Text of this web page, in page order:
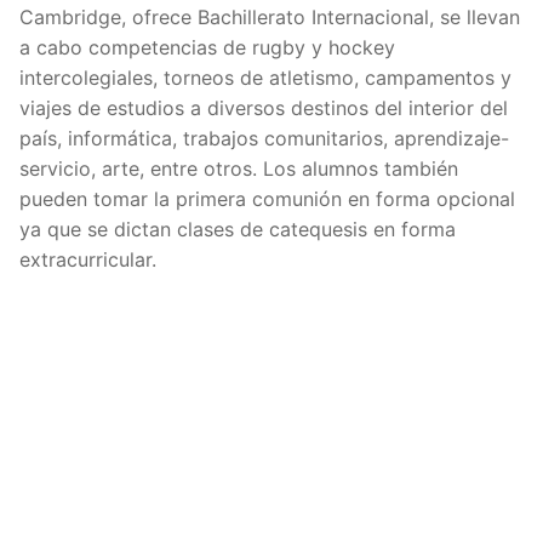
Cambridge, ofrece Bachillerato Internacional, se llevan
a cabo competencias de rugby y hockey
intercolegiales, torneos de atletismo, campamentos y
viajes de estudios a diversos destinos del interior del
país, informática, trabajos comunitarios, aprendizaje-
servicio, arte, entre otros. Los alumnos también
pueden tomar la primera comunión en forma opcional
ya que se dictan clases de catequesis en forma
extracurricular.